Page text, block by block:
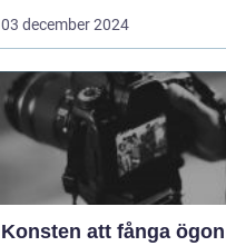
03 december 2024
Konsten att fånga